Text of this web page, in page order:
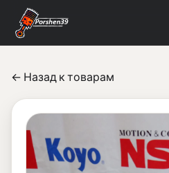
← Назад к товарам